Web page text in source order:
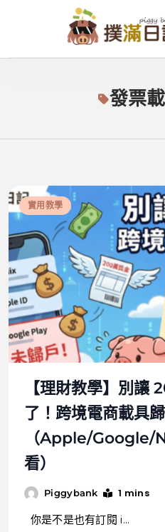
撲滿日
發票
實用教學
【理財教學】別讓
了！跨境電商載具
（Apple/Google/
看）
Piggybank 1 mins
你是不是也有訂閱 i...